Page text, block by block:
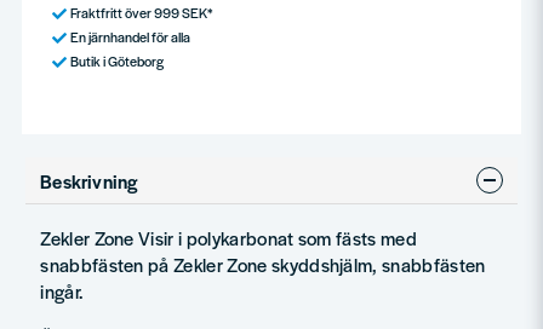
Fraktfritt över 999 SEK*
En järnhandel för alla
Butik i Göteborg
Beskrivning
Zekler Zone Visir i polykarbonat som fästs med
snabbfästen på Zekler Zone skyddshjälm, snabbfästen
ingår.